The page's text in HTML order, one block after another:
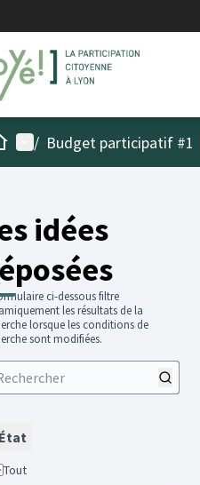
Menu principal
/ Budget participatif #1
idées
ci-dessous filtre
les résultats de la
lorsque les conditions de
sont modifiées.
État
Tout